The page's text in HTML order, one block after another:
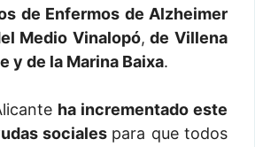
de Enfermos de Alzheimer
Medio Vinalopó, de Villena
y de la Marina Baixa.
ha incrementado este
sociales para que todos